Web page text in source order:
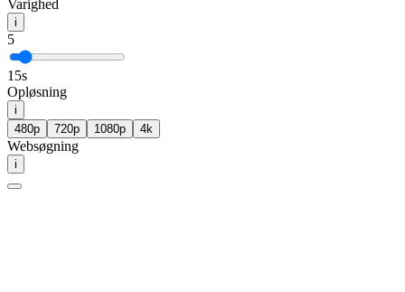
Varighed
i
5
15s
Opløsning
i
480p
720p 1080p 4k
Websøgning
i